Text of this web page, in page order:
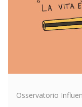
Categorie
Osservatorio